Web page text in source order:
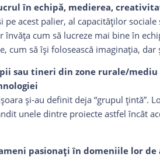
în echipă, medierea,
acest palier, al capacităţilor
cum să lucreze mai bine în
cum să îşi folosească imaginaţia, dar
sau tineri din zone rurale/
şi-au definit deja “grupul ţintă”.
unele dintre proiecte astfel încât
pasionați în domeniile lor